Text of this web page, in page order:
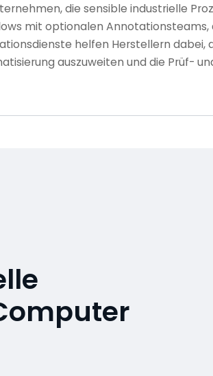
die sensible industrielle
mit optionalen Annotationsteams,
helfen Herstellern dabei,
auszuweiten und die Prüf-